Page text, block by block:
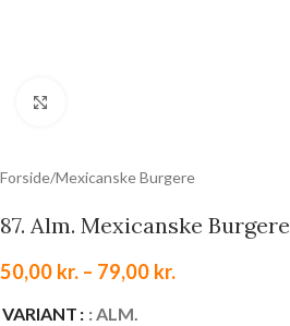
Forside/Mexicanske Burgere
87. Alm. Mexicanske Burgere
50,00 kr. – 79,00 kr.
VARIANT
: ALM.